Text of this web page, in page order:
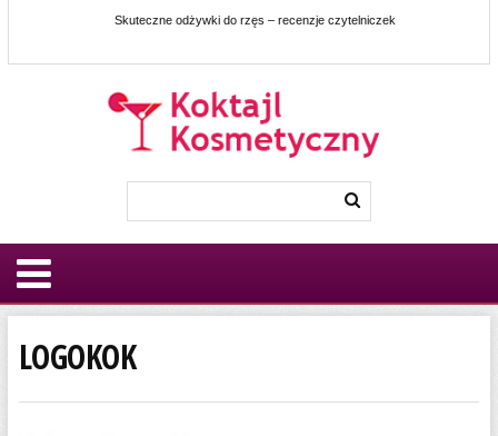
Skuteczne odżywki do rzęs – recenzje czytelniczek
LOGOKOK